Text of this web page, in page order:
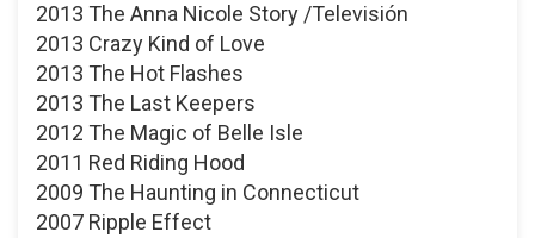
2013 The Anna Nicole Story /Televisión
2013 Crazy Kind of Love
2013 The Hot Flashes
2013 The Last Keepers
2012 The Magic of Belle Isle
2011 Red Riding Hood
2009 The Haunting in Connecticut
2007 Ripple Effect